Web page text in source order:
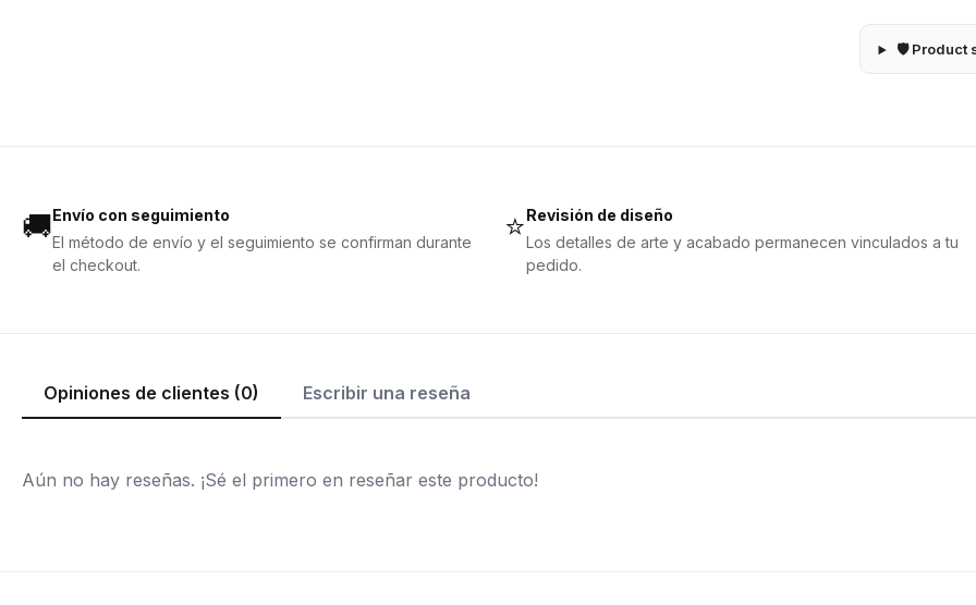
🛡 Product
🚚Envío con seguimiento
El método de envío y el seguimiento se confirman durante
el checkout.
⭐Revisión de diseño
Los detalles de arte y acabado permanecen vinculados a tu
pedido.
Opiniones de clientes (0) Escribir una reseña
Aún no hay reseñas. ¡Sé el primero en reseñar este producto!